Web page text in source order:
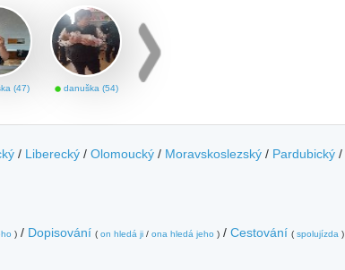
(47) danuška (54)
/ Liberecký / Olomoucký / Moravskoslezský / Pardubický /
) / Dopisování ( on hledá ji / ona hledá jeho ) / Cestování ( spolujízda )